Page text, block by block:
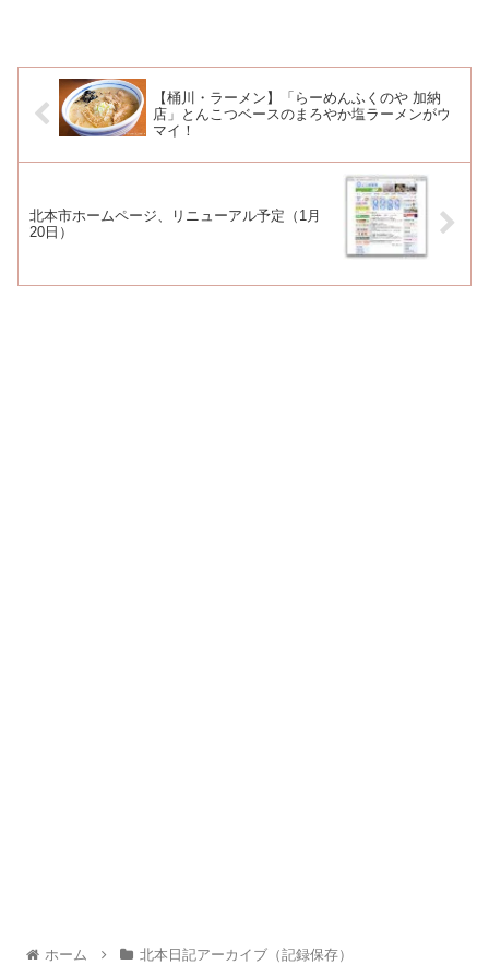
【桶川・ラーメン】「らーめんふくのや 加納
店」とんこつベースのまろやか塩ラーメンがウ
マイ！
北本市ホームページ、リニューアル予定（1月
20日）
ホーム 北本日記アーカイブ（記録保存）